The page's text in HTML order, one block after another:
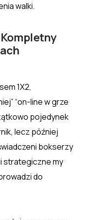
walki.
Kompletny
1X2,
“on-line w grze
pojedynek
lecz później
bokserzy
strategiczne my
do